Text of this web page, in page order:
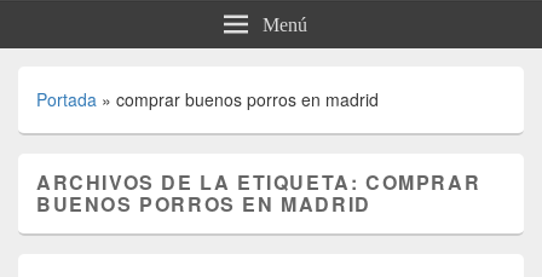
Menú
Portada » comprar buenos porros en madrid
ARCHIVOS DE LA ETIQUETA:COMPRAR
BUENOS PORROS EN MADRID